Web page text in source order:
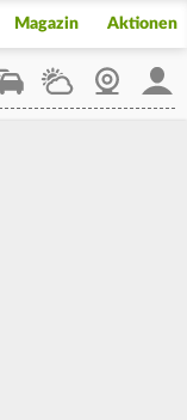
Magazin Aktionen
WetterWebcam